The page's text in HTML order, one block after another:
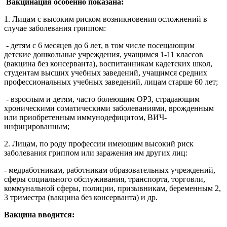
1. Лицам с высоким риском возникновения осложнений в
случае заболевания гриппом:
- детям с 6 месяцев до 6 лет, в том числе посещающим
детские дошкольные учреждения, учащимся 1-11 классов
(вакцина без консерванта), воспитанникам кадетских школ,
студентам высших учебных заведений, учащимся средних
профессиональных учебных заведений, лицам старше 60 лет;
- взрослым и детям, часто болеющим ОРЗ, страдающим
хроническими соматическими заболеваниями, врожденным
или приобретенным иммунодефицитом, ВИЧ-
инфицированным;
2. Лицам, по роду профессии имеющим высокий риск
заболевания гриппом или заражения им других лиц:
- медработникам, работникам образовательных учреждений,
сферы социального обслуживания, транспорта, торговли,
коммунальной сферы, полиции, призывникам, беременным 2,
3 триместра (вакцина без консерванта) и др.
Вакцина вводится: